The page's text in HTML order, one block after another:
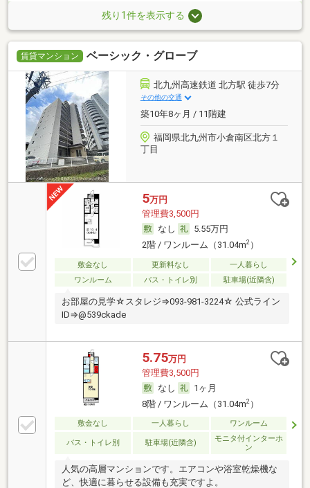
残り1件を表示する
賃貸マンション ベーシック・グローブ
北九州高速鉄道 北方駅 徒歩7分
その他の交通
築10年8ヶ月 / 11階建
福岡県北九州市小倉南区北方１
丁目
5万円
管理費3,500円
なし
5.55万円
2階 / ワンルーム（31.04m2）
敷金なし 更新料なし
一人暮らし
ワンルーム
バス・トイレ別 駐車場(近隣含)
お部屋の見学☆スタレジ⇒093-981-3224☆ 公式ライン
ID⇒@539ckade
5.75万円
管理費3,500円
なし
1ヶ月
8階 / ワンルーム（31.04m2）
敷金なし 一人暮らし ワンルーム
バス・トイレ別 駐車場(近隣含)
モニタ付インターホ
ン
人気の高層マンションです。エアコンや浴室乾燥機な
ど、快適に暮らせる設備も充実ですよ。